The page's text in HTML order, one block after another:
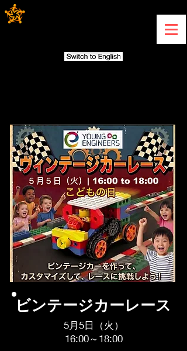
ビンテージカーレース
5月5日（火）
16:00～18:00